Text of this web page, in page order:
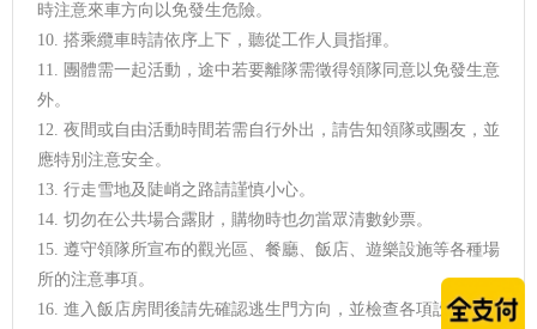
時注意來車方向以免發生危險。
10. 搭乘纜車時請依序上下，聽從工作人員指揮。
11. 團體需一起活動，途中若要離隊需徵得領隊同意以免發生意
外。
12. 夜間或自由活動時間若需自行外出，請告知領隊或團友，並
應特別注意安全。
13. 行走雪地及陡峭之路請謹慎小心。
14. 切勿在公共場合露財，購物時也勿當眾清數鈔票。
15. 遵守領隊所宣布的觀光區、餐廳、飯店、遊樂設施等各種場
所的注意事項。
16. 進入飯店房間後請先確認逃生門方向，並檢查各項設施是否